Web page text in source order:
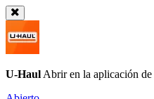
U-Haul Abrir en la aplicación de